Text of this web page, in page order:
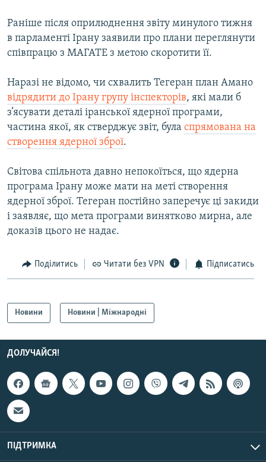
КРИМ РЕАЛІЇ
РУС
КТАТ
ДОЛУЧАЙСЯ!
Усі сайти RFE/RL
Раніше після оприлюднення звіту минулого тижня
в парламенті Ірану заявили про плани переглянути
співпрацю з МАГАТЕ з метою скоротити її.
Наразі не відомо, чи схвалить Тегеран план Амано
відрядити до Ірану групу інспекторів, які мали б
з’ясувати деталі іранської ядерної програми,
частина якої, як стверджує звіт, була спрямована на
створення ядерної зброї.
Світова спільнота давно непокоїться, що ядерна
програма Ірану може мати на меті створення
ядерної зброї. Тегеран постійно заперечує ці закиди
і заявляє, що мета програми винятково мирна, але
доказів цього не надає.
Поділитись Читати без VPN Підписатись
Новини Новини | Міжнародні
ДОЛУЧАЙСЯ!
ПІДТРИМКА